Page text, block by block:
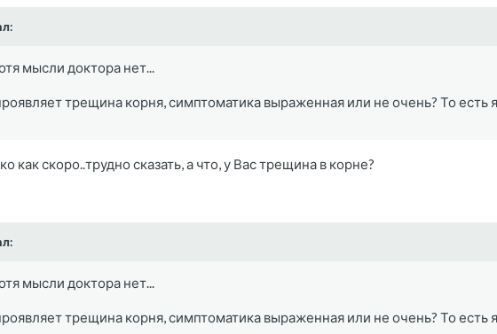
мысли доктора нет...
трещина корня, симптоматика выраженная или не очень? То есть
как скоро..трудно сказать, а что, у Вас трещина в корне?
мысли доктора нет...
трещина корня, симптоматика выраженная или не очень? То есть